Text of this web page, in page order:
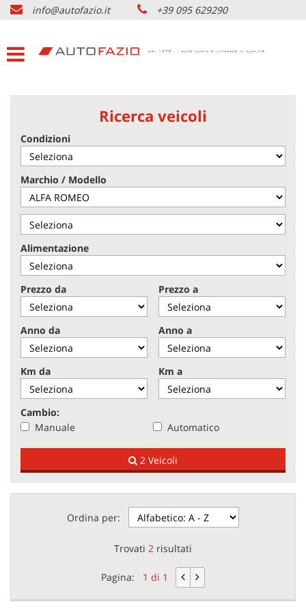
HOME
LISTA VEICOLI USATO
SERVIZI & PARTNERS
NOLEGGIO AUTO CATANIA
AZIENDA
DOVE SIAMO
CONTATTI
NEWS
AREA COMMERCIANTI
info@autofazio.it +39 095 629290
Ricerca veicoli
Condizioni
Marchio / Modello
Alimentazione
Prezzo da Prezzo a
Anno da Anno a
Km da Km a
Cambio:
Manuale
Automatico
2 Veicoli
Ordina per:
Trovati 2 risultati
Pagina: 1 di 1
preferenze
di
pannello
ti
consente
di
esprimere
tue
preferenze
di
consenso
alle
tecnologie
di
tracciamento
che
adottiamo
per
offrire
le
funzionalità
e
svolgere
le
attività
seguito
funzionamento